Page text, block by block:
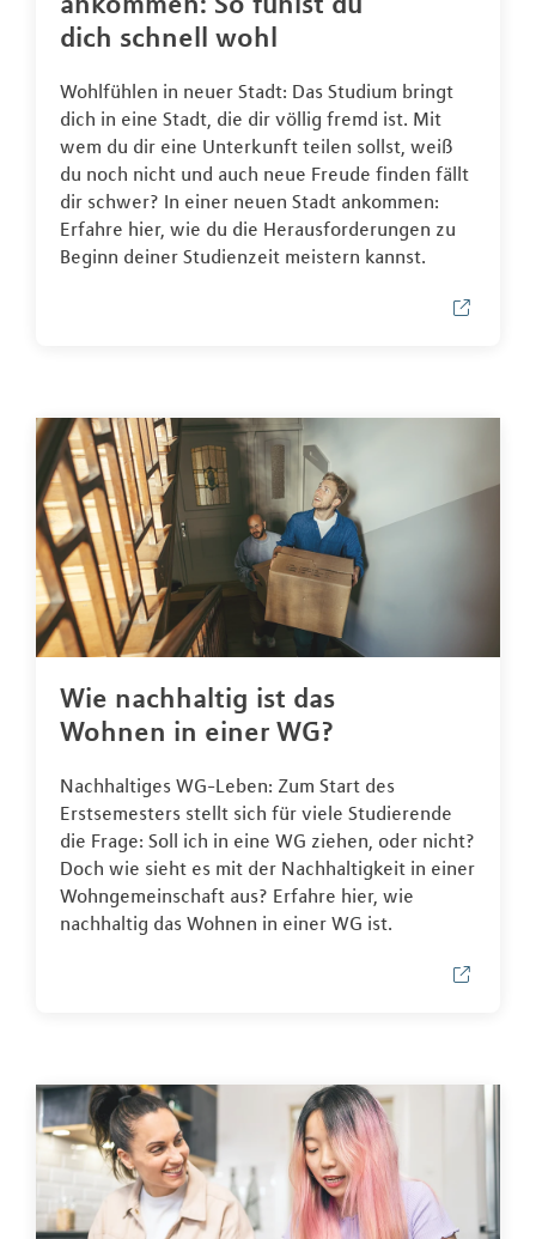
dich schnell wohl
Wohlfühlen in neuer Stadt: Das Studium bringt
dich in eine Stadt, die dir völlig fremd ist. Mit
wem du dir eine Unterkunft teilen sollst, weiß
du noch nicht und auch neue Freude finden fällt
dir schwer? In einer neuen Stadt ankommen:
Erfahre hier, wie du die Herausforderungen zu
Beginn deiner Studienzeit meistern kannst.
Wie nachhaltig ist das
Wohnen in einer WG?
Nachhaltiges WG-Leben: Zum Start des
Erstsemesters stellt sich für viele Studierende
die Frage: Soll ich in eine WG ziehen, oder nicht?
Doch wie sieht es mit der Nachhaltigkeit in einer
Wohngemeinschaft aus? Erfahre hier, wie
nachhaltig das Wohnen in einer WG ist.